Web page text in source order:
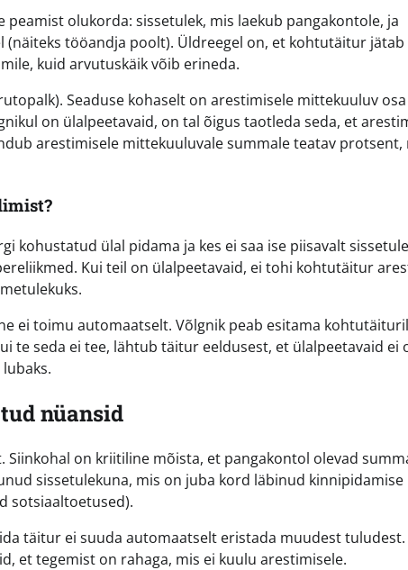
olukorda: sissetulek, mis laekub pangakontole, ja
(näiteks tööandja poolt). Üldreegel on, et kohtutäitur jätab
kuid arvutuskäik võib erineda.
Seaduse kohaselt on arestimisele mittekuuluv osa
on ülalpeetavaid, on tal õigus taotleda seda, et
arestimisele mittekuuluvale summale teatav protsent,
kohustatud ülal pidama ja kes ei saa ise piisavalt
Kui teil on ülalpeetavaid, ei tohi kohtutäitur
ei toimu automaatselt. Võlgnik peab esitama
te seda ei tee, lähtub täitur eeldusest, et ülalpeetavaid ei
nüansid
on kriitiline mõista, et pangakontol olevad
sissetulekuna, mis on juba kord läbinud kinnipidamise
sotsiaaltoetused).
täitur ei suuda automaatselt eristada muudest tuludest.
et tegemist on rahaga, mis ei kuulu arestimisele.